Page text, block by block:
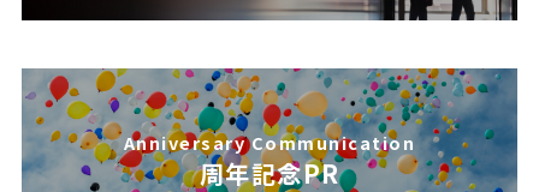
Anniversary Communication
周年記念PR